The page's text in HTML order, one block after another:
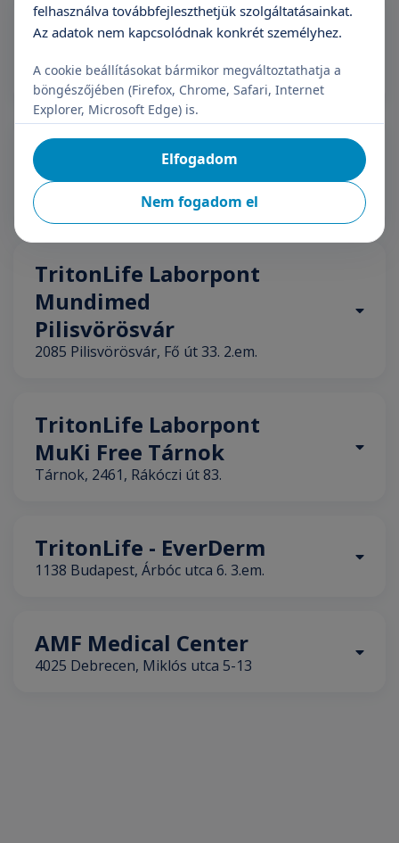
TritonLife
Miskolc, Andrássy Gyula u. 96, 3534
TritonLife Laborpont
Mundimed Fót Auchan
2151 Fót, Fehérkő u. 1.
TritonLife Laborpont
Mundimed
Pilisvörösvár
2085 Pilisvörösvár, Fő út 33. 2.em.
TritonLife Laborpont
MuKi Free Tárnok
Tárnok, 2461, Rákóczi út 83.
TritonLife - EverDerm
1138 Budapest, Árbóc utca 6. 3.em.
AMF Medical Center
4025 Debrecen, Miklós utca 5-13
felhasználva továbbfejleszthetjük szolgáltatásainkat.
Az adatok nem kapcsolódnak konkrét személyhez.
A cookie beállításokat bármikor megváltoztathatja a
böngészőjében (Firefox, Chrome, Safari, Internet
Explorer, Microsoft Edge) is.
Nem fogadom el
Elfogadom